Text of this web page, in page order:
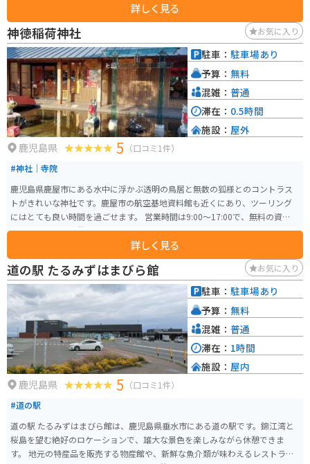
詳しく見る
神徳稲荷神社 お気に入り
鹿児島県 5 （口コミ1件）
#神社｜寺院
鹿児島県鹿屋市にある水中に浮かぶ透明の鳥居と無数の狐様とのコントラス
トがきれいな神社です。鹿屋市の航空基地資料館も近くにあり、ツーリング
にはとても良い時間を過ごせます。 営業時間は9:00〜17:00で、無料の資料館
もあり、トイレ休憩にもとても良いです。
詳しく見る
駐車： 駐車場あり
予算： 無料
混雑： 普通
滞在： 0.5時間
施設： 屋外
道の駅 たるみずはまびら館 お気に入り
鹿児島県 5 （口コミ1件）
#道の駅
道の駅 たるみずはまびら館は、鹿児島県垂水市にある道の駅です。錦江湾と
桜島を望む絶好のロケーションで、雄大な景色を楽しみながら休憩できま
す。 地元の特産品を販売する物産館や、新鮮な魚介類が味わえるレストラ
駐車： 駐車場あり
予算： 無料
混雑： 普通
滞在： 1時間
施設： 屋内